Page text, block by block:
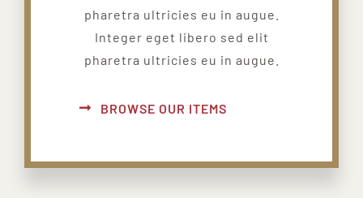
pharetra ultricies eu in augue.
Integer eget libero sed elit
pharetra ultricies eu in augue.
BROWSE OUR ITEMS